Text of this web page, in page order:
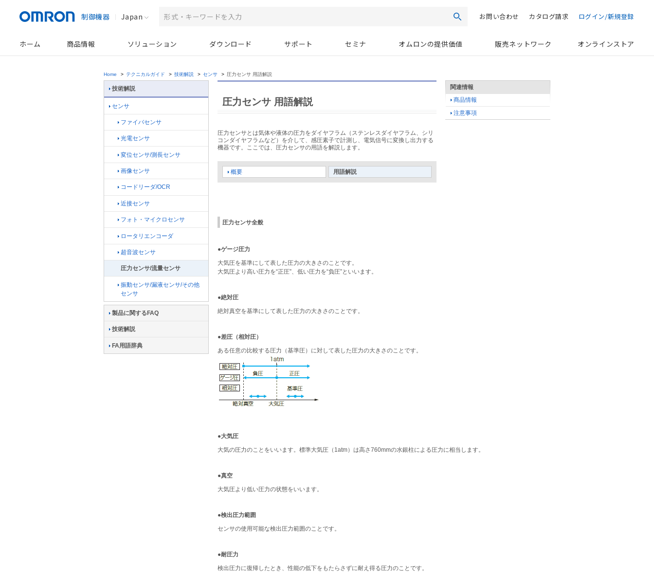
制御機器 Japan 検索お問い合わせ カタログ請求 ログイン/新規登録
ホーム 商品情報 ソリューション ダウンロード サポート セミナ オムロンの提供価値 販売ネットワーク オンラインストア
Home > テクニカルガイド > 技術解説 > センサ > 圧力センサ 用語解説
技術解説
センサ
ファイバセンサ
光電センサ
変位センサ/測長センサ
画像センサ
コードリーダ/OCR
近接センサ
フォト・マイクロセンサ
ロータリエンコーダ
超音波センサ
圧力センサ/流量センサ
振動センサ/漏液センサ/その他
センサ
製品に関するFAQ
技術解説
FA用語辞典
圧力センサ 用語解説
圧力センサとは気体や液体の圧力をダイヤフラム（ステンレスダイヤフラム、シリ
コンダイヤフラムなど）を介して、感圧素子で計測し、電気信号に変換し出力する
機器です。ここでは、圧力センサの用語を解説します。
概要 用語解説
関連情報
商品情報
注意事項
圧力センサ全般
●ゲージ圧力
大気圧を基準にして表した圧力の大きさのことです。
大気圧より高い圧力を“正圧”、低い圧力を“負圧”といいます。
●絶対圧
絶対真空を基準にして表した圧力の大きさのことです。
●差圧（相対圧）
ある任意の比較する圧力（基準圧）に対して表した圧力の大きさのことです。
●大気圧
大気の圧力のことをいいます。標準大気圧（1atm）は高さ760mmの水銀柱による圧力に相当します。
●真空
大気圧より低い圧力の状態をいいます。
●検出圧力範囲
センサの使用可能な検出圧力範囲のことです。
●耐圧力
検出圧力に復帰したとき、性能の低下をもたらさずに耐え得る圧力のことです。